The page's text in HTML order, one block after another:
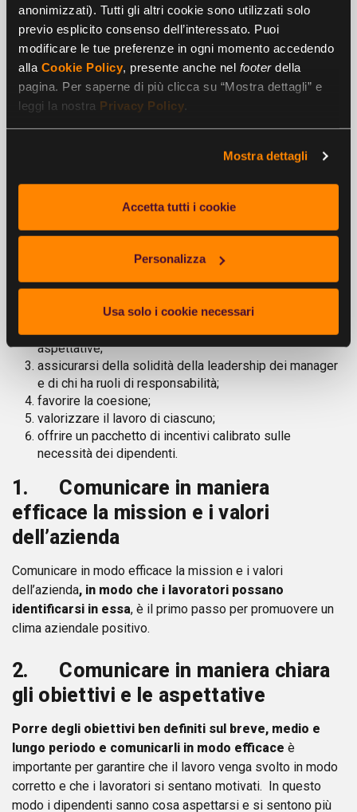
anonimizzati). Tutti gli altri cookie sono utilizzati solo
previo esplicito consenso dell’interessato. Puoi
modificare le tue preferenze in ogni momento accedendo
alla Cookie Policy, presente anche nel footerdella
pagina. Per saperne di più clicca su “Mostra dettagli” e
leggi la nostra Privacy Policy.
Mostra dettagli
Accetta tutti i cookie
Personalizza
Usa solo i cookie necessari
miglioramento della reputazione dell’azienda. Una
maggior fiducia dei dipendenti nell’impresa per cui
lavorano è un ottimo biglietto da visita che le consente
non solo di presentarsi al meglio di fronte ai clienti, ma
anche di attrarre collaboratori di talento.
6 punti chiave per migliorare il clima
L’analisi del clima organizzativo è solo il primo passo per
stabilirne la salute. Nel caso in cui i dati raccolti dimostrino
ci sonotutta una serie di misure da intraprendere per
ottenere un miglioramento:
dell’azienda;
comunicare in maniera chiara gli obiettivi e le
aspettative;
assicurarsi della solidità della leadership dei manager
e di chi ha ruoli di responsabilità;
favorire la coesione;
valorizzare il lavoro di ciascuno;
offrire un pacchetto di incentivi calibrato sulle
necessità dei dipendenti.
1. Comunicare in maniera
efficace la mission e i valori
dell’azienda
Comunicare in modo efficace la mission e i valori
dell’azienda, in modo che i lavoratori possano
identificarsi in essa, è il primo passo per promuovere un
clima aziendale positivo.
2. Comunicare in maniera chiara
gli obiettivi e le aspettative
Porre degli obiettivi ben definiti sul breve, medio e
lungo periodo e comunicarli in modo efficace è
importante per garantire che il lavoro venga svolto in modo
corretto e che i lavoratori si sentano motivati. In questo
modo i dipendenti sanno cosa aspettarsi e si sentono più